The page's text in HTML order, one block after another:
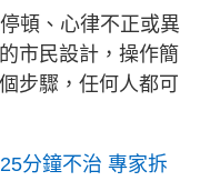
頓、心律不正或異
市民設計，操作簡
步驟，任何人都可
分鐘不治 專家拆